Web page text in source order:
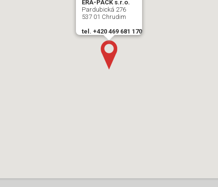
ERA-PACK s.r.o.
Pardubická 276
537 01 Chrudim
tel. +420 469 681 170